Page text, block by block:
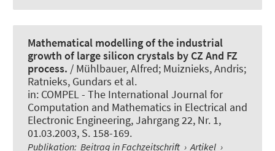
Mathematical modelling of the industrial
growth of large silicon crystals by CZ And FZ
process. / Mühlbauer, Alfred; Muiznieks, Andris;
Ratnieks, Gundars et al.
in: COMPEL - The International Journal for
Computation and Mathematics in Electrical and
Electronic Engineering, Jahrgang 22, Nr. 1,
01.03.2003, S. 158-169.
Publikation: Beitrag in Fachzeitschrift › Artikel ›